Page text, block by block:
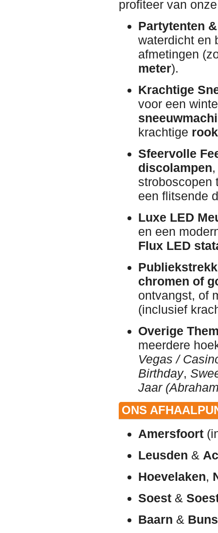
profiteer van
Partytenten
waterdicht en
afmetingen
meter).
Krachtige
voor een
krachtige
Sfeervolle
discolampen
stroboscopen
een flitsende
Luxe LED
en een
Flux LED
chromen of
ontvangst, of
(inclusief
Overige
meerdere
Vegas /
Birthday,
Jaar
ONS
Amersfoort
Leusden &
Hoevelaken,
Soest &
Baarn &